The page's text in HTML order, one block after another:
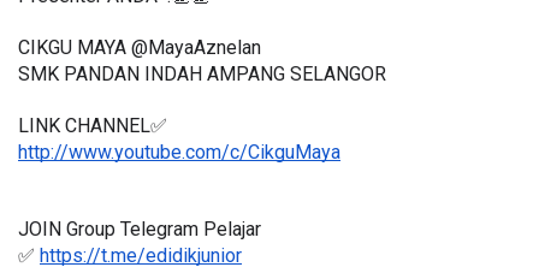
CIKGU MAYA @MayaAznelan
SMK PANDAN INDAH AMPANG SELANGOR
LINK CHANNEL✅
http://www.youtube.com/c/CikguMaya
JOIN Group Telegram Pelajar
✅ https://t.me/edidikjunior